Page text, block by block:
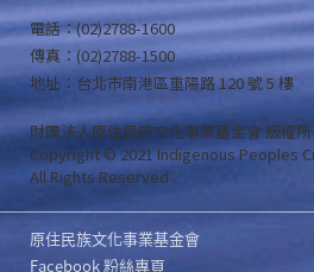
電話：(02)2788-1600
傳真：(02)2788-1500
地址：台北市南港區重陽路 120 號 5 樓
財團法人原住民族文化事業基金會 版權
Copyright © 2021 Indigenous Peoples
All Rights Reserved .
原住民族文化事業基金會
Facebook 粉絲專頁